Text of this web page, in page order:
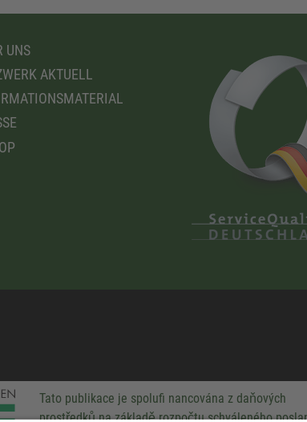
UNS
AKTUELL
Tato publikace je spolufi nancována z daňových
prostředků na základě rozpočtu schváleného